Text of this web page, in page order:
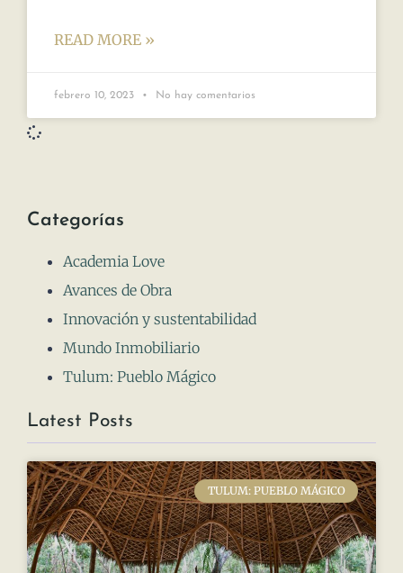
READ MORE »
febrero 10, 2023 No hay comentarios
Categorías
Academia Love
Avances de Obra
Innovación y sustentabilidad
Mundo Inmobiliario
Tulum: Pueblo Mágico
Latest Posts
TULUM: PUEBLO MÁGICO